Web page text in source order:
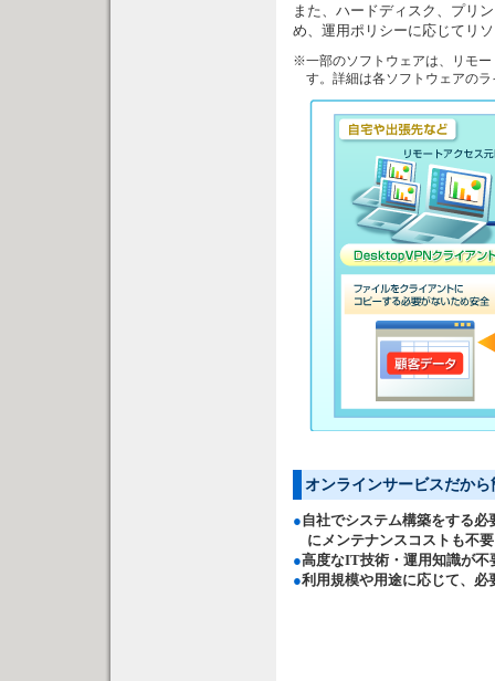
また、ハードディスク、プリ
め、運用ポリシーに応じてリ
※一部のソフトウェアは、リモー
す。詳細は各ソフトウェアの
オンラインサービスだか
●自社でシステム構築をする
にメンテナンスコストも不要
●高度なIT技術・運用知識が不
●利用規模や用途に応じて、